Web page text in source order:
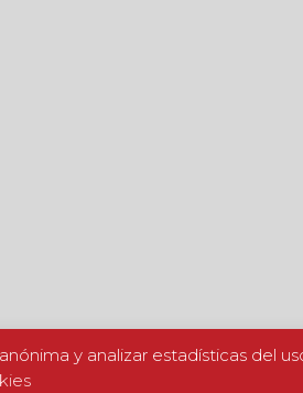
y analizar estadísticas del